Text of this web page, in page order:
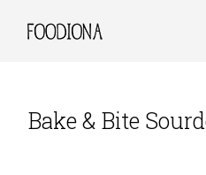
Bake & Bite